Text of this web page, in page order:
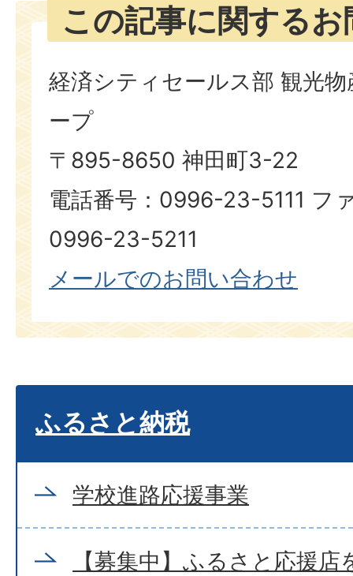
この記事に関する
経済シティセールス部 観光
ープ
〒895-8650 神田町3-22
電話番号：0996-23-5111 フ
0996-23-5211​​​​​​​
メールでのお問い合わせ
ふるさと納税
学校進路応援事業
【募集中】ふるさと応援